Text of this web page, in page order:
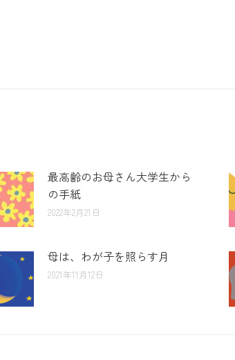
最高齢のお母さん大学生から
の手紙
2022年2月21日
母は、わが子を照らす月
2021年11月12日